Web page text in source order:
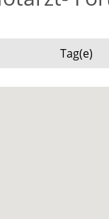
Tag(e)